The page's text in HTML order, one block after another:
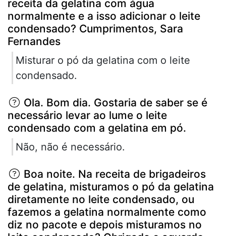
receita da gelatina com água
normalmente e a isso adicionar o leite
condensado? Cumprimentos, Sara
Fernandes
Misturar o pó da gelatina com o leite
condensado.
Ola. Bom dia. Gostaria de saber se é
necessário levar ao lume o leite
condensado com a gelatina em pó.
Não, não é necessário.
Boa noite. Na receita de brigadeiros
de gelatina, misturamos o pó da gelatina
diretamente no leite condensado, ou
fazemos a gelatina normalmente como
diz no pacote e depois misturamos no